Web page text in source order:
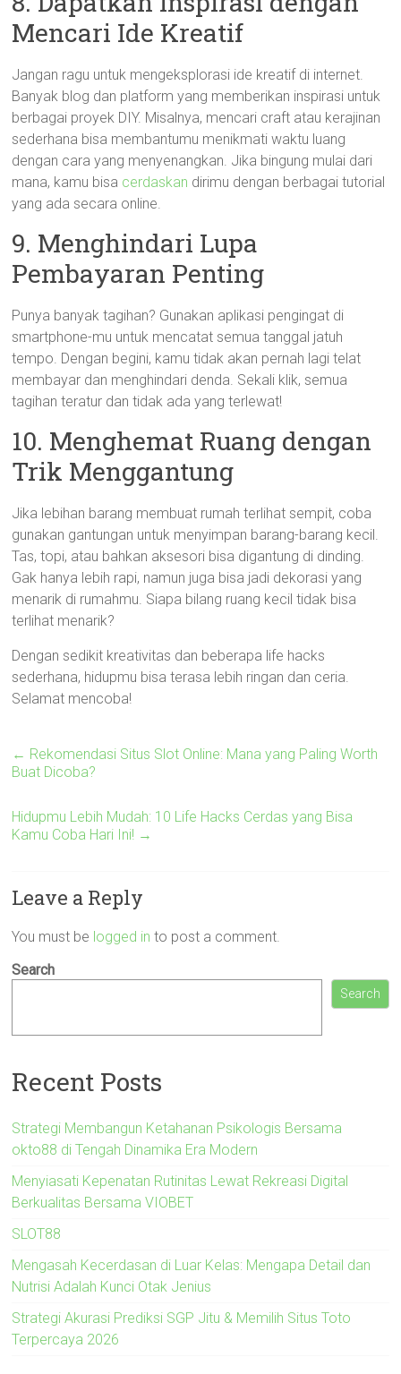
Mencari Ide Kreatif
Jangan ragu untuk mengeksplorasi ide kreatif di internet.
Banyak blog dan platform yang memberikan inspirasi untuk
berbagai proyek DIY. Misalnya, mencari craft atau kerajinan
sederhana bisa membantumu menikmati waktu luang
dengan cara yang menyenangkan. Jika bingung mulai dari
mana, kamu bisa cerdaskan dirimu dengan berbagai tutorial
yang ada secara online.
9. Menghindari Lupa
Pembayaran Penting
Punya banyak tagihan? Gunakan aplikasi pengingat di
smartphone-mu untuk mencatat semua tanggal jatuh
tempo. Dengan begini, kamu tidak akan pernah lagi telat
membayar dan menghindari denda. Sekali klik, semua
tagihan teratur dan tidak ada yang terlewat!
10. Menghemat Ruang dengan
Trik Menggantung
Jika lebihan barang membuat rumah terlihat sempit, coba
gunakan gantungan untuk menyimpan barang-barang kecil.
Tas, topi, atau bahkan aksesori bisa digantung di dinding.
Gak hanya lebih rapi, namun juga bisa jadi dekorasi yang
menarik di rumahmu. Siapa bilang ruang kecil tidak bisa
terlihat menarik?
Dengan sedikit kreativitas dan beberapa life hacks
sederhana, hidupmu bisa terasa lebih ringan dan ceria.
Selamat mencoba!
← Rekomendasi Situs Slot Online: Mana yang Paling Worth
Buat Dicoba?
Hidupmu Lebih Mudah: 10 Life Hacks Cerdas yang Bisa
Kamu Coba Hari Ini! →
Leave a Reply
You must be logged in to post a comment.
Search
Search
Recent Posts
Strategi Membangun Ketahanan Psikologis Bersama
okto88 di Tengah Dinamika Era Modern
Menyiasati Kepenatan Rutinitas Lewat Rekreasi Digital
Berkualitas Bersama VIOBET
SLOT88
Mengasah Kecerdasan di Luar Kelas: Mengapa Detail dan
Nutrisi Adalah Kunci Otak Jenius
Strategi Akurasi Prediksi SGP Jitu & Memilih Situs Toto
Terpercaya 2026